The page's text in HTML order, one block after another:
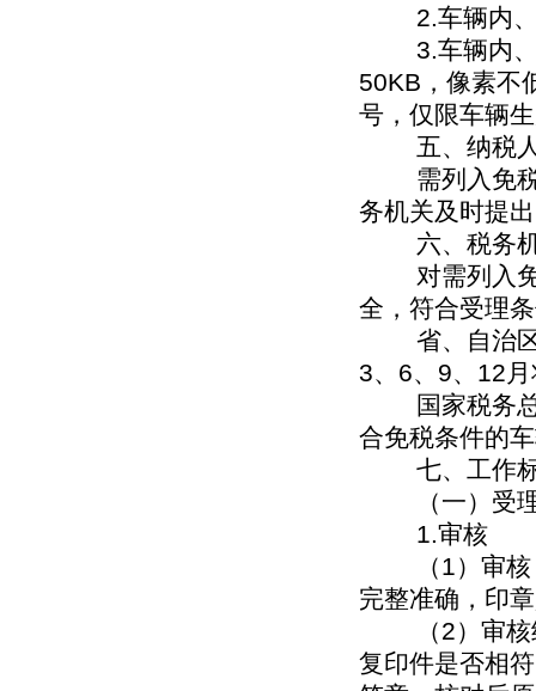
2.车辆内、
3.车辆内、
50KB，像素不
号，仅限车辆
五、纳税人
需列入免税
务机关及时提
六、税务机
对需列入免
全，符合受理
省、自治区
3、6、9、12
国家税务总
合免税条件的
七、工作标
（一）受理
1.审核
（1）审核《
完整准确，印
（2）审核纳
复印件是否相